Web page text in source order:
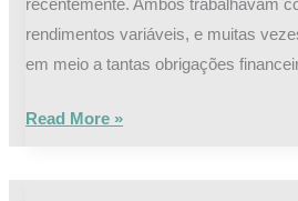
rendimentos variáveis, e muitas
em meio a tantas obrigações
Read More »